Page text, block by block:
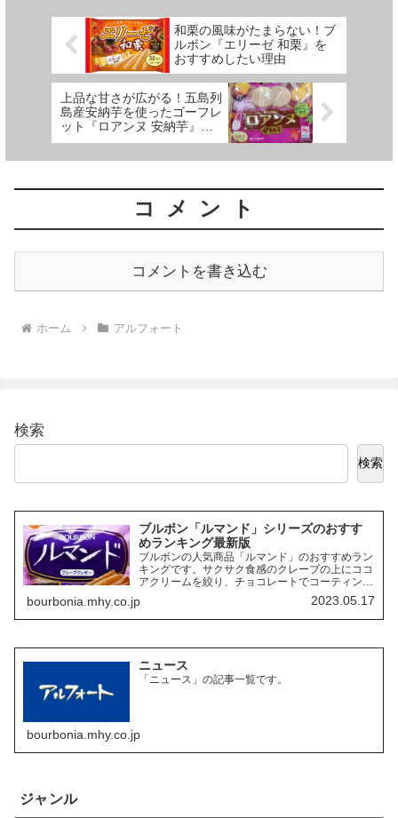
的。この記事では、シルベーヌバ
ーの魅力とおすすめポイントを詳
しくご紹介！
和栗の風味がたまらない！ブ
ルボン『エリーゼ 和栗』を
おすすめしたい理由
上品な甘さが広がる！五島列
島産安納芋を使ったゴーフレ
ット『ロアンヌ 安納芋』と
は？
コメント
コメントを書き込む
ホーム アルフォート
検索
検索
ブルボン「ルマンド」シリーズのおすす
めランキング最新版
ブルボンの人気商品「ルマンド」のおすすめラン
キングです。サクサク食感のクレープの上にココ
アクリームを絞り、チョコレートでコーティング
したお菓子「ルマンド」には、様々なフレーバー
の商品があります。ここでは、その中でも特にお
すすめの商品を3つご紹介します。
bourbonia.mhy.co.jp 2023.05.17
ニュース
「ニュース」の記事一覧です。
bourbonia.mhy.co.jp
ジャンル